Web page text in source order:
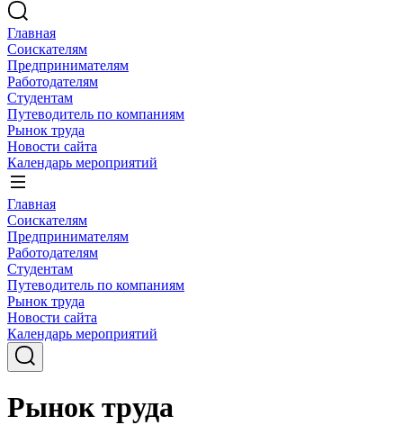
Главная
Соискателям
Предпринимателям
Работодателям
Студентам
Путеводитель по компаниям
Рынок труда
Новости сайта
Календарь мероприятий
Главная
Соискателям
Предпринимателям
Работодателям
Студентам
Путеводитель по компаниям
Рынок труда
Новости сайта
Календарь мероприятий
Рынок труда